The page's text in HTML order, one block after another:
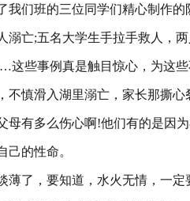
们班的三位同学们精心制作的
亡;五名大学生手拉手救人，
些事例真是触目惊心，为这
慎滑入湖里溺亡，家长那撕
母有多么伤心啊!他们有的是因
的性命。
薄了，要知道，水火无情，一